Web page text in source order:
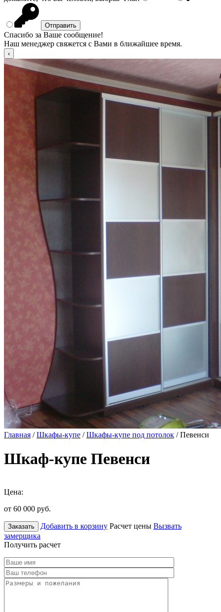
Спасибо за Ваше сообщение!
Наш менеджер свяжется с Вами в ближайшее время.
Главная /Шкафы-купе /Шкафы-купе под потолок / Певенси
Шкаф-купе Певенси
Цена:
от 60 000 руб.
Заказать Добавить в корзину Расчет цены Вызвать
замерщика
Получить расчет